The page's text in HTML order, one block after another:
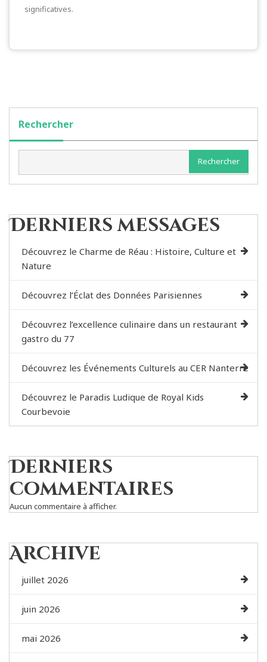
significatives.
Rechercher
Rechercher
Derniers messages
Découvrez le Charme de Réau : Histoire, Culture et
Nature
Découvrez l’Éclat des Données Parisiennes
Découvrez l’excellence culinaire dans un restaurant
gastro du 77
Découvrez les Événements Culturels au CER Nanterre
Découvrez le Paradis Ludique de Royal Kids
Courbevoie
Derniers
commentaires
Aucun commentaire à afficher.
Archive
juillet 2026
juin 2026
mai 2026